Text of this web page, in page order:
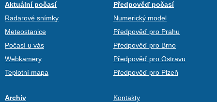
Aktuální počasí
Radarové snímky
Meteostanice
Počasí u vás
Webkamery
Teplotní mapa
Předpověď počasí
Numerický model
Předpověď pro Prahu
Předpověď pro Brno
Předpověď pro Ostravu
Předpověď pro Plzeň
Archiv Kontakty